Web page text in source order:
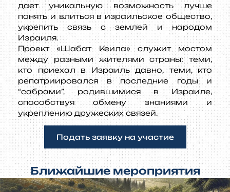
дает уникальную возможность лучше
понять и влиться в израильское общество,
укрепить связь с землей и народом
Израиля.
Проект «Шабат Кеила» служит мостом
между разными жителями страны: теми,
кто приехал в Израиль давно, теми, кто
репатриировался в последние годы и
“сабрами”, родившимися в Израиле,
способствуя обмену знаниями и
укреплению дружеских связей.
Подать заявку на участие
Ближайшие мероприятия